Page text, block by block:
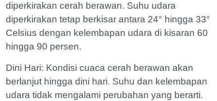
diperkirakan cerah berawan. Suhu udara
diperkirakan tetap berkisar antara 24° hingga 33°
Celsius dengan kelembapan udara di kisaran 60
hingga 90 persen.
Dini Hari: Kondisi cuaca cerah berawan akan
berlanjut hingga dini hari. Suhu dan kelembapan
udara tidak mengalami perubahan yang berarti.